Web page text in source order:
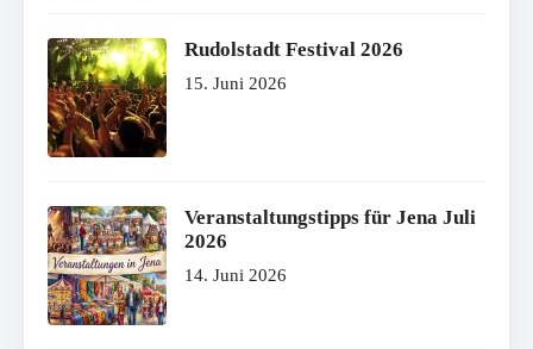
Rudolstadt Festival 2026
15. Juni 2026
Veranstaltungstipps für Jena Juli
2026
14. Juni 2026